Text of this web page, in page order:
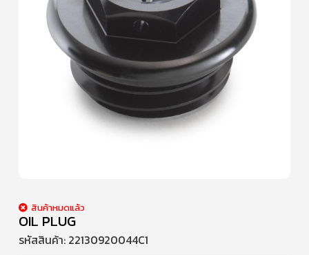
สินค้าหมดแล้ว
OIL PLUG
รหัสสินค้า: 22130920044C1